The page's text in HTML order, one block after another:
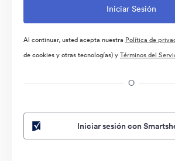
Al continuar, usted acepta nuestra Política de
de cookies y otras tecnologías) yTérminos del
O
Iniciar sesión con